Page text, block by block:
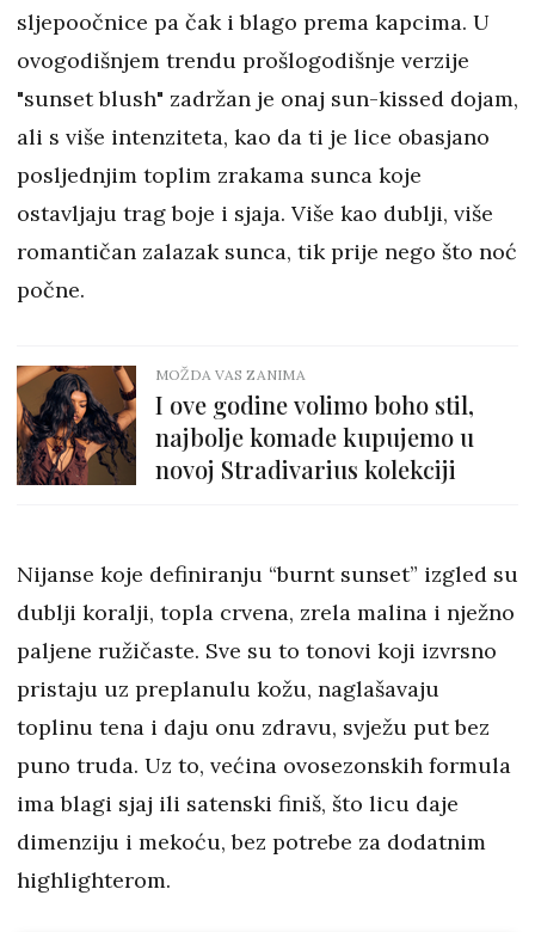
sljepoočnice pa čak i blago prema kapcima. U
ovogodišnjem trendu prošlogodišnje verzije
"sunset blush" zadržan je onaj sun-kissed dojam,
ali s više intenziteta, kao da ti je lice obasjano
posljednjim toplim zrakama sunca koje
ostavljaju trag boje i sjaja. Više kao dublji, više
romantičan zalazak sunca, tik prije nego što noć
počne.
MOŽDA VAS ZANIMA
I ove godine volimo boho stil,
najbolje komade kupujemo u
novoj Stradivarius kolekciji
Nijanse koje definiranju “burnt sunset” izgled su
dublji koralji, topla crvena, zrela malina i nježno
paljene ružičaste. Sve su to tonovi koji izvrsno
pristaju uz preplanulu kožu, naglašavaju
toplinu tena i daju onu zdravu, svježu put bez
puno truda. Uz to, većina ovosezonskih formula
ima blagi sjaj ili satenski finiš, što licu daje
dimenziju i mekoću, bez potrebe za dodatnim
highlighterom.